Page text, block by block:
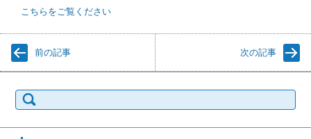
こちらをご覧ください
前の記事 次の記事
索: